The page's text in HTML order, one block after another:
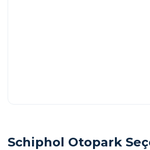
Schiphol Otopark